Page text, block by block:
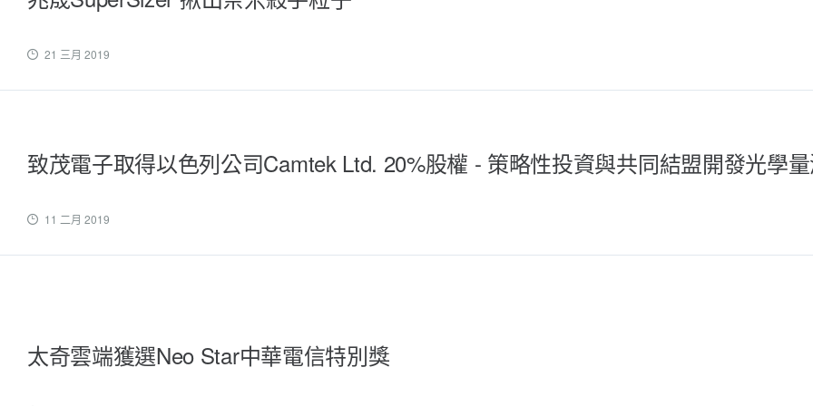
21 三月 2019
致茂電子取得以色列公司Camtek Ltd. 20%股權 - 策略性投資與共同結盟開發光學
11 二月 2019
太奇雲端獲選Neo Star中華電信特別獎